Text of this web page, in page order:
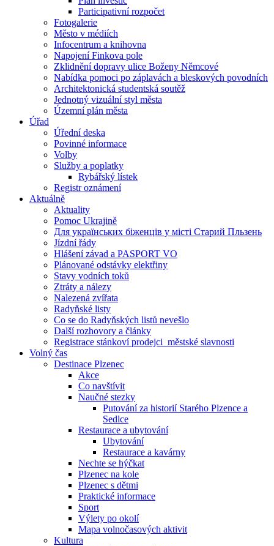
Participativní rozpočet
Fotogalerie
Město v médiích
Infocentrum a knihovna
Napojení Finkova pole
Zklidnění dopravy ulice Boženy Němcové
Nabídka pomoci po záplavách a bleskových povodních
Architektonická studentská soutěž
Jednotný vizuální styl města
Územní plán města
Úřad
Úřední deska
Povinné informace
Volby
Služby a poplatky
Rybářský lístek
Registr oznámení
Aktuálně
Aktuality
Pomoc Ukrajině
Для українських біженців у місті Старий Пльзень
Jízdní řády
Hlášení závad a PASPORT VO
Plánované odstávky elektřiny
Stavy vodních toků
Ztráty a nálezy
Nalezená zvířata
Radyňské listy
Co se do Radyňských listů nevešlo
Další rozhovory a články
Registrace stánkoví prodejci_městské slavnosti
Volný čas
Destinace Plzenec
Akce
Co navštívit
Naučné stezky
Putování za historií Starého Plzence a
Sedlce
Restaurace a ubytování
Ubytování
Restaurace a kavárny
Nechte se hýčkat
Plzenec na kole
Plzenec s dětmi
Praktické informace
Sport
Výlety po okolí
Mapa volnočasových aktivit
Kultura